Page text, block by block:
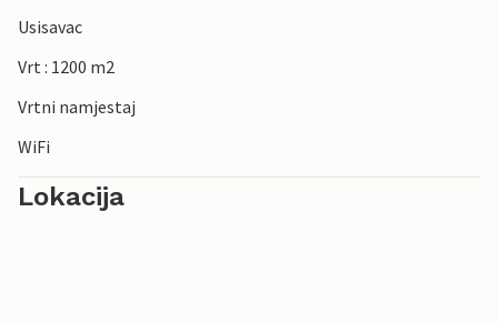
Usisavac
Vrt : 1200 m2
Vrtni namjestaj
WiFi
Lokacija